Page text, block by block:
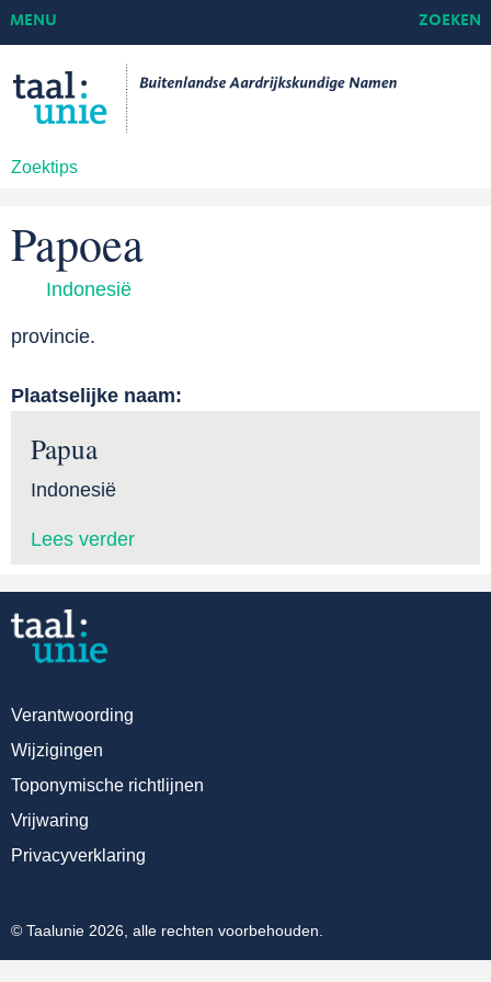
Zoektips
MENU ZOEKEN
Papoea
Indonesië
provincie.
Plaatselijke naam:
Papua
Indonesië
Lees verder
Verantwoording
Wijzigingen
Toponymische richtlijnen
Vrijwaring
Privacyverklaring
© Taalunie 2026, alle rechten voorbehouden.